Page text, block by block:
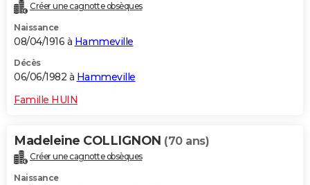
Créer une cagnotte obsèques
Naissance
08/04/1916 à Hammeville
Décès
06/06/1982 à Hammeville
Famille HUIN
Madeleine COLLIGNON (70 ans)
Créer une cagnotte obsèques
Naissance